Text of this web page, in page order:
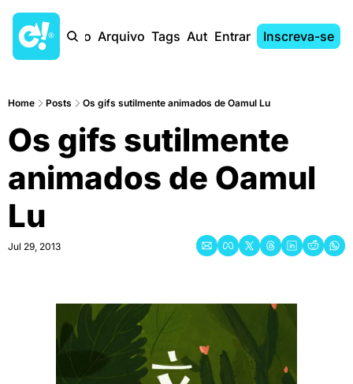
Início Arquivo Tags AutoresEntrar Inscreva-se
Home Posts Os gifs sutilmente animados de Oamul Lu
Os gifs sutilmente
animados de Oamul
Lu
Jul 29, 2013